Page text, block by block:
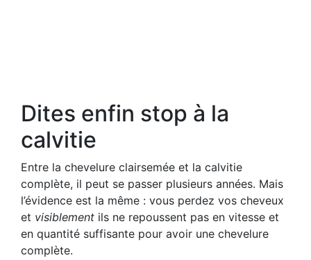
Dites enfin stop à la
calvitie
Entre la chevelure clairsemée et la calvitie
complète, il peut se passer plusieurs années. Mais
l’évidence est la même : vous perdez vos cheveux
et visiblement ils ne repoussent pas en vitesse et
en quantité suffisante pour avoir une chevelure
complète.